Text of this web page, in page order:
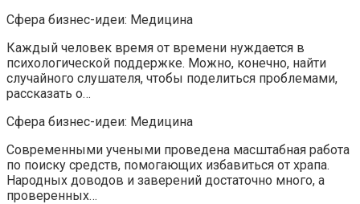
Сфера бизнес-идеи: Медицина
Каждый человек время от времени нуждается в
психологической поддержке. Можно, конечно, найти
случайного слушателя, чтобы поделиться проблемами,
рассказать о…
Сфера бизнес-идеи: Медицина
Современными учеными проведена масштабная работа
по поиску средств, помогающих избавиться от храпа.
Народных доводов и заверений достаточно много, а
проверенных…